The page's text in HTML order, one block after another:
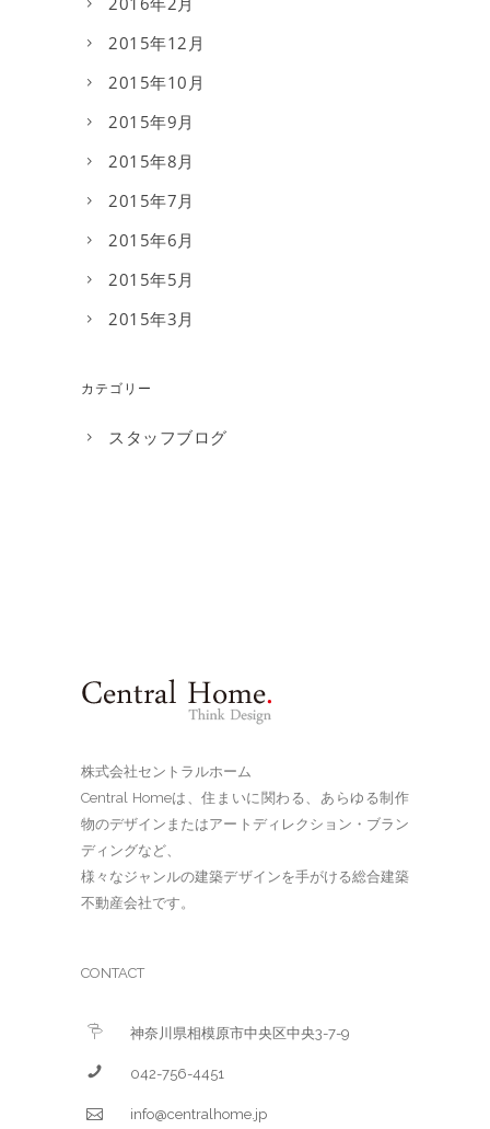
2015年12月
2015年10月
2015年9月
2015年8月
2015年7月
2015年6月
2015年5月
2015年3月
カテゴリー
スタッフブログ
株式会社セントラルホーム
Central Homeは、住まいに関わる、あらゆる制作
物のデザインまたはアートディレクション・ブラン
ディングなど、
様々なジャンルの建築デザインを手がける総合建築
不動産会社です。
CONTACT
神奈川県相模原市中央区中央3-7-9
042-756-4451
info@centralhome.jp